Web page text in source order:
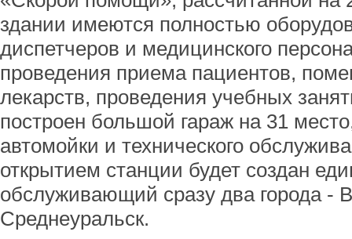
здании имеются полностью
диспетчеров и медицинского
проведения приема пациентов,
лекарств, проведения учебных
построен большой гараж на 31
автомойки и технического
открытием станции будет создан
обслуживающий сразу два города
Среднеуральск.